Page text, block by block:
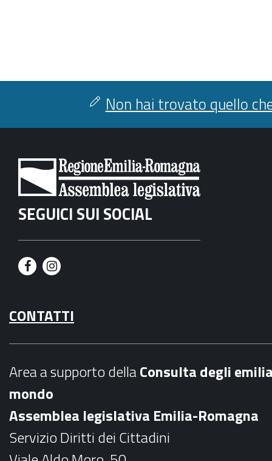
Non hai trovato quello
SEGUICI SUI SOCIAL
F
c
e
o
k
I
s
t
r
a
m
CONTATTI
Area a supporto dellaConsulta degli
mondo
Assemblea legislativa Emilia-Romagna
Servizio Diritti dei Cittadini